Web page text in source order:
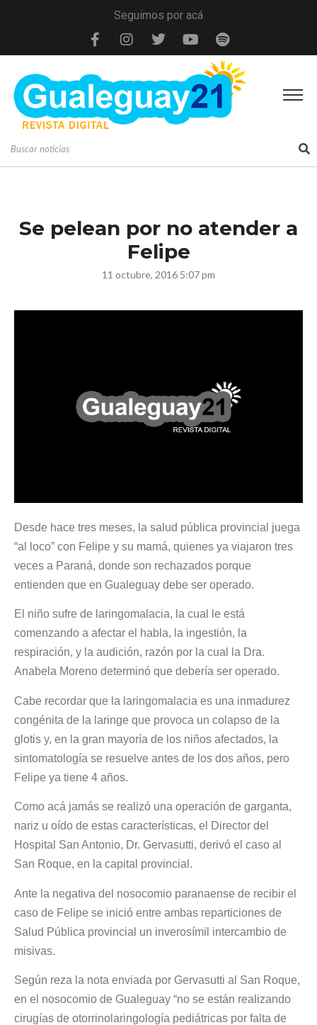
Seguimos por acá
Se pelean por no atender a
Felipe
11 octubre, 2016 5:07 pm
Desde hace tres meses, la salud pública provincial juega
“al loco” con Felipe y su mamá, quienes ya viajaron tres
veces a Paraná, donde son rechazados porque
entienden que en Gualeguay debe ser operado.
El niño sufre de laringomalacia, la cual le está
comenzando a afectar el habla, la ingestión, la
respiración, y la audición, razón por la cual la Dra.
Anabela Moreno determinó que debería ser operado.
Cabe recordar que la laringomalacia es una inmadurez
congénita de la laringe que provoca un colapso de la
glotis y, en la gran mayoría de los niños afectados, la
sintomatología se resuelve antes de los dos años, pero
Felipe ya tiene 4 años.
Como acá jamás se realizó una operación de garganta,
nariz u oído de estas características, el Director del
Hospital San Antonio, Dr. Gervasutti, derivó el caso al
San Roque, en la capital provincial.
Ante la negativa del nosocomio paranaense de recibir el
caso de Felipe se inició entre ambas reparticiones de
Salud Pública provincial un inverosímil intercambio de
misivas.
Según reza la nota enviada por Gervasutti al San Roque,
en el nosocomio de Gualeguay “no se están realizando
cirugías de otorrinolaringología pediátricas por falta de